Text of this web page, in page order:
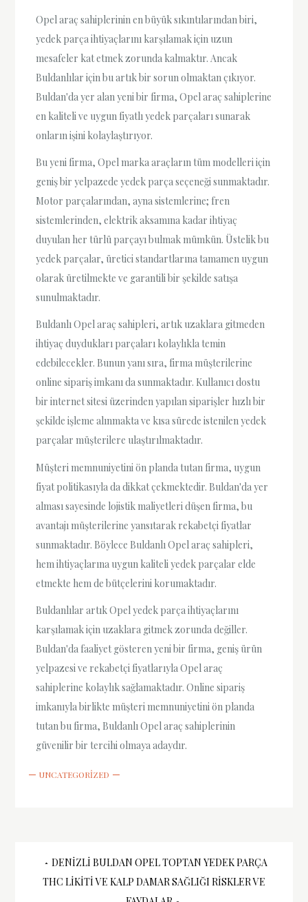
Opel araç sahiplerinin en büyük sıkıntılarından biri,
yedek parça ihtiyaçlarını karşılamak için uzun
mesafeler kat etmek zorunda kalmaktır. Ancak
Buldanlılar için bu artık bir sorun olmaktan çıkıyor.
Buldan'da yer alan yeni bir firma, Opel araç sahiplerine
en kaliteli ve uygun fiyatlı yedek parçaları sunarak
onların işini kolaylaştırıyor.
Bu yeni firma, Opel marka araçların tüm modelleri için
geniş bir yelpazede yedek parça seçeneği sunmaktadır.
Motor parçalarından, ayna sistemlerine; fren
sistemlerinden, elektrik aksamına kadar ihtiyaç
duyulan her türlü parçayı bulmak mümkün. Üstelik bu
yedek parçalar, üretici standartlarına tamamen uygun
olarak üretilmekte ve garantili bir şekilde satışa
sunulmaktadır.
Buldanlı Opel araç sahipleri, artık uzaklara gitmeden
ihtiyaç duydukları parçaları kolaylıkla temin
edebilecekler. Bunun yanı sıra, firma müşterilerine
online sipariş imkanı da sunmaktadır. Kullanıcı dostu
bir internet sitesi üzerinden yapılan siparişler hızlı bir
şekilde işleme alınmakta ve kısa sürede istenilen yedek
parçalar müşterilere ulaştırılmaktadır.
Müşteri memnuniyetini ön planda tutan firma, uygun
fiyat politikasıyla da dikkat çekmektedir. Buldan'da yer
alması sayesinde lojistik maliyetleri düşen firma, bu
avantajı müşterilerine yansıtarak rekabetçi fiyatlar
sunmaktadır. Böylece Buldanlı Opel araç sahipleri,
hem ihtiyaçlarına uygun kaliteli yedek parçalar elde
etmekte hem de bütçelerini korumaktadır.
Buldanlılar artık Opel yedek parça ihtiyaçlarını
karşılamak için uzaklara gitmek zorunda değiller.
Buldan'da faaliyet gösteren yeni bir firma, geniş ürün
yelpazesi ve rekabetçi fiyatlarıyla Opel araç
sahiplerine kolaylık sağlamaktadır. Online sipariş
imkanıyla birlikte müşteri memnuniyetini ön planda
tutan bu firma, Buldanlı Opel araç sahiplerinin
güvenilir bir tercihi olmaya adaydır.
UNCATEGORIZED
Yazı
DENIZLI BULDAN OPEL TOPTAN YEDEK PARÇA
THC LIKITI VE KALP DAMAR SAĞLIĞI RISKLER VE